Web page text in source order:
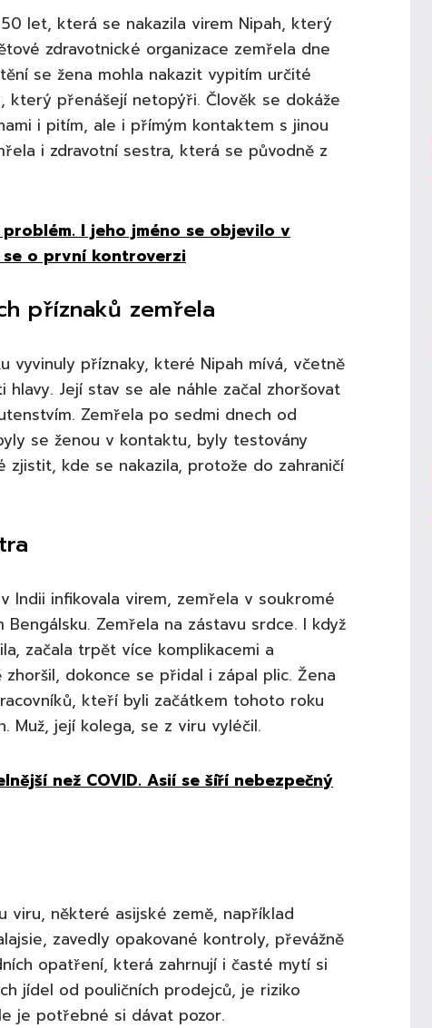
let, která se nakazila virem Nipah, který
zdravotnické organizace zemřela dne
se žena mohla nakazit vypitím určité
který přenášejí netopýři. Člověk se dokáže
i pitím, ale i přímým kontaktem s jinou
i zdravotní sestra, která se původně z
problém. I jeho jméno se objevilo v
se o první kontroverzi
příznaků zemřela
vyvinuly příznaky, které Nipah mívá, včetně
Její stav se ale náhle začal zhoršovat
Zemřela po sedmi dnech od
se ženou v kontaktu, byly testovány
zjistit, kde se nakazila, protože do zahraničí
Indii infikovala virem, zemřela v soukromé
Zemřela na zástavu srdce. I když
začala trpět více komplikacemi a
dokonce se přidal i zápal plic. Žena
kteří byli začátkem tohoto roku
Muž, její kolega, se z viru vyléčil.
než COVID. Asií se šíří nebezpečný
viru, některé asijské země, například
zavedly opakované kontroly, převážně
opatření, která zahrnují i časté mytí si
jídel od pouličních prodejců, je riziko
je potřebné si dávat pozor.